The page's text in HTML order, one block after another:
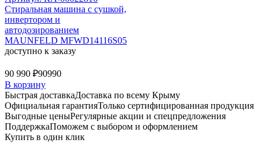
Стиральная машина c сушкой,
инвертором и
автодозированием
MAUNFELD MFWD14116S05
доступно к заказу
90 990 ₽90990
В корзину
Быстрая доставкаДоставка по всему Крыму
Официальная гарантияТолько сертифицированная продукция
Выгодные ценыРегулярные акции и спецпредложения
ПоддержкаПоможем с выбором и оформлением
Купить в один клик